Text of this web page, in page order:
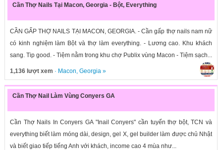
Cần Thợ Nails Tại Macon, Georgia - Bột, Everything
CẦN GẤP THỢ NAILS TẠI MACON, GEORGIA. - Cần gấp thợ nails nam nữ
có kinh nghiệm làm Bột và thợ làm everything. - Lương cao. Khu khách
sang. Tip good. - Tiệm nằm trong khu chợ Publix vùng Macon - Tiệm sạch...
1,136 lượt xem · Macon, Georgia»
Cần Thợ Nail Làm Vùng Conyers GA
Cần Thợ Nails In Conyers GA "Inail Conyers" cần tuyển thợ bột, TCN và
everything biết làm móng dài, design, gel X, gel builder làm được chủ Nhật
và biết giao tiếp tiếng Anh với khách, income cao 4 mùa như...